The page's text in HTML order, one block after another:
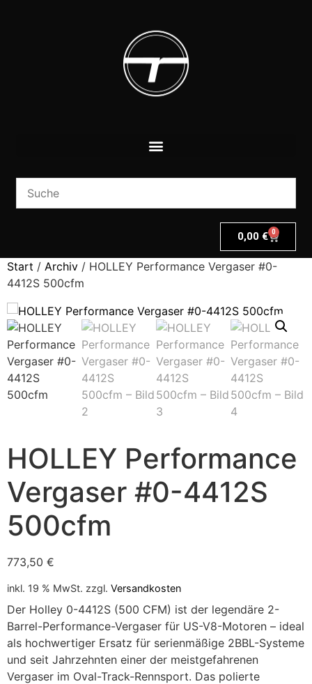
0,00 € 0
Start / Archiv / HOLLEY Performance Vergaser #0-
4412S 500cfm
HOLLEY Performance
Vergaser #0-4412S
500cfm
773,50 €
inkl. 19 % MwSt. zzgl. Versandkosten
Der Holley 0-4412S (500 CFM) ist der legendäre 2-
Barrel-Performance-Vergaser für US-V8-Motoren – ideal
als hochwertiger Ersatz für serienmäßige 2BBL-Systeme
und seit Jahrzehnten einer der meistgefahrenen
Vergaser im Oval-Track-Rennsport. Das polierte